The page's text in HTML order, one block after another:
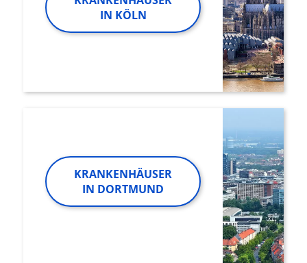
IN KÖLN
KRANKENHÄUSER
IN DORTMUND